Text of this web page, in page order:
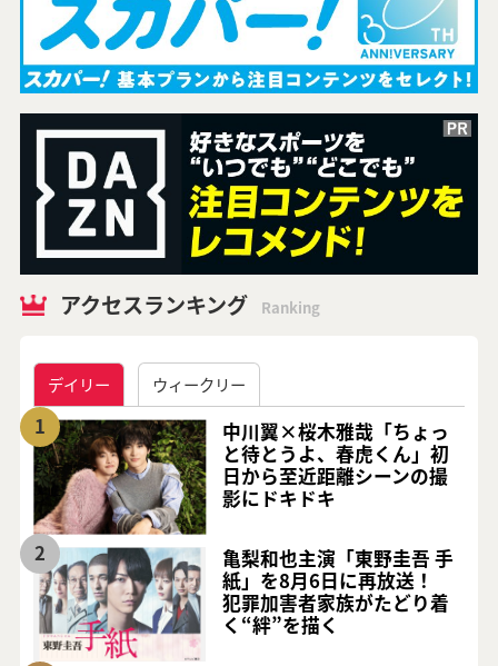
アクセスランキング Ranking
デイリー ウィークリー
1
中川翼×桜木雅哉「ちょっ
と待とうよ、春虎くん」初
日から至近距離シーンの撮
影にドキドキ
2
亀梨和也主演「東野圭吾 手
紙」を8月6日に再放送！
犯罪加害者家族がたどり着
く“絆”を描く